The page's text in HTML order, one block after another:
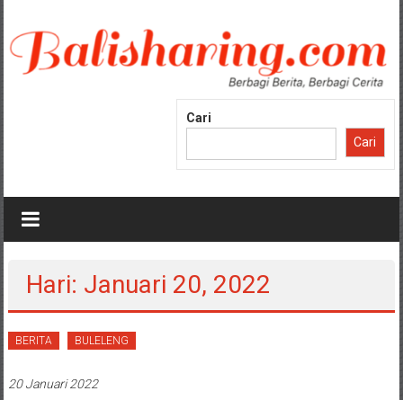
konten
Cari
Cari
Hari: Januari 20, 2022
BERITA BULELENG
20 Januari 2022